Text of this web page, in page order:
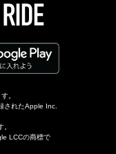
。
されたApple Inc.
LCCの商標で